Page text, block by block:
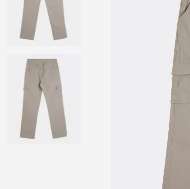
pantalones
polo
playera polo
playera manga larga